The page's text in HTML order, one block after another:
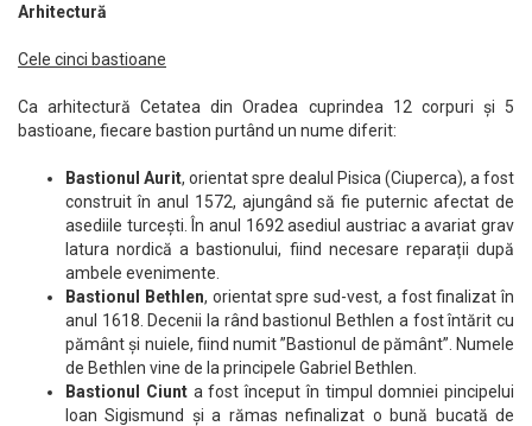
Arhitectură
Cele cinci bastioane
Ca arhitectură Cetatea din Oradea cuprindea 12 corpuri și 5
bastioane, fiecare bastion purtând un nume diferit:
Bastionul Aurit, orientat spre dealul Pisica (Ciuperca), a fost
construit în anul 1572, ajungând să fie puternic afectat de
asediile turcești. În anul 1692 asediul austriac a avariat grav
latura nordică a bastionului, fiind necesare reparații după
ambele evenimente.
Bastionul Bethlen, orientat spre sud-vest, a fost finalizat în
anul 1618. Decenii la rând bastionul Bethlen a fost întărit cu
pământ și nuiele, fiind numit ”Bastionul de pământ”. Numele
de Bethlen vine de la principele Gabriel Bethlen.
Bastionul Ciunta fost început în timpul domniei pincipelui
Ioan Sigismund și a rămas nefinalizat o bună bucată de